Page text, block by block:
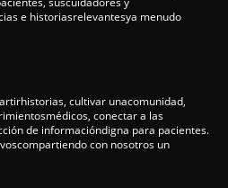
e historiasrelevantesya menudo
cultivar unacomunidad,
conectar a las
de informacióndigna para pacientes.
con nosotros un